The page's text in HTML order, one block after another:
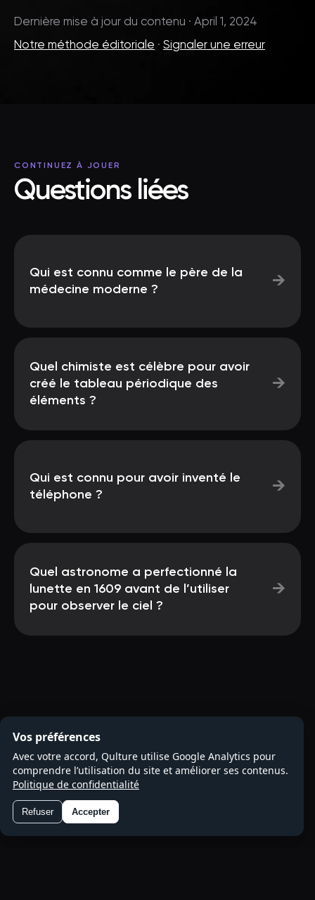
Dernière mise à jour du contenu · April 1, 2024
Notre méthode éditoriale · Signaler une erreur
CONTINUEZ À JOUER
Questions liées
Qui est connu comme le père de la
médecine moderne ?
→
Quel chimiste est célèbre pour avoir
créé le tableau périodique des
éléments ?
→
Qui est connu pour avoir inventé le
téléphone ?
→
Quel astronome a perfectionné la
lunette en 1609 avant de l’utiliser
pour observer le ciel ?
→
Vos préférences
Avec votre accord, Qulture utilise Google Analytics pour
comprendre l’utilisation du site et améliorer ses contenus.
Politique de confidentialité
Refuser Accepter